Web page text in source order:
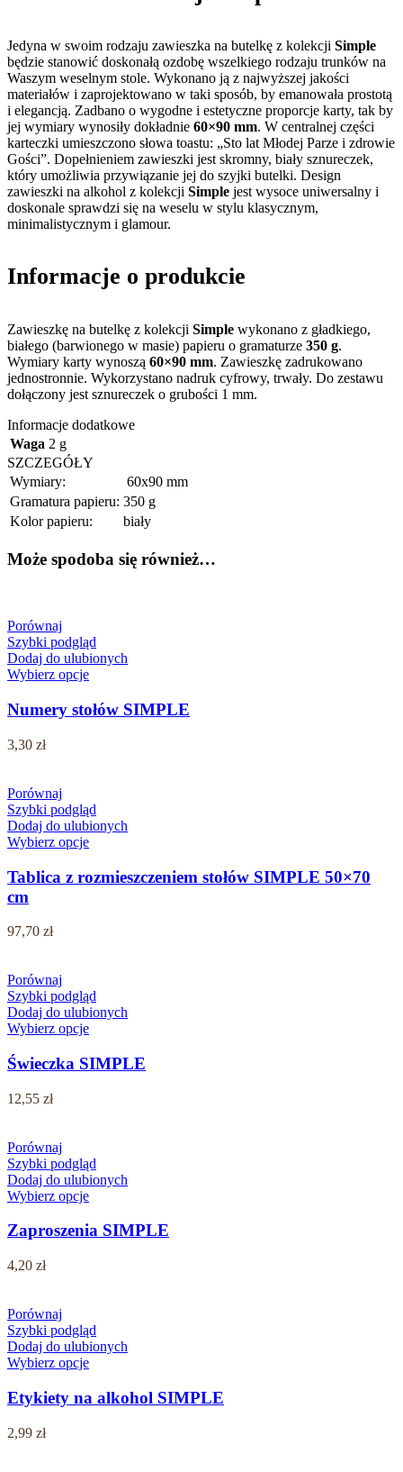
Jedyna w swoim rodzaju zawieszka na butelkę z kolekcji Simple
będzie stanowić doskonałą ozdobę wszelkiego rodzaju trunków na
Waszym weselnym stole. Wykonano ją z najwyższej jakości
materiałów i zaprojektowano w taki sposób, by emanowała prostotą
i elegancją. Zadbano o wygodne i estetyczne proporcje karty, tak by
jej wymiary wynosiły dokładnie 60×90 mm. W centralnej części
karteczki umieszczono słowa toastu: „Sto lat Młodej Parze i zdrowie
Gości”. Dopełnieniem zawieszki jest skromny, biały sznureczek,
który umożliwia przywiązanie jej do szyjki butelki. Design
zawieszki na alkohol z kolekcji Simple jest wysoce uniwersalny i
doskonale sprawdzi się na weselu w stylu klasycznym,
minimalistycznym i glamour.
Informacje o produkcie
Zawieszkę na butelkę z kolekcji Simple wykonano z gładkiego,
białego (barwionego w masie) papieru o gramaturze 350 g.
Wymiary karty wynoszą 60×90 mm. Zawieszkę zadrukowano
jednostronnie. Wykorzystano nadruk cyfrowy, trwały. Do zestawu
dołączony jest sznureczek o grubości 1 mm.
Informacje dodatkowe
Waga 2 g
SZCZEGÓŁY
Wymiary:
60x90 mm
Gramatura papieru: 350 g
Kolor papieru:
biały
Może spodoba się również…
Porównaj
Szybki podgląd
Dodaj do ulubionych
Wybierz opcje
Numery stołów SIMPLE
3,30 zł
Porównaj
Szybki podgląd
Dodaj do ulubionych
Wybierz opcje
Tablica z rozmieszczeniem stołów SIMPLE 50×70
cm
97,70 zł
Porównaj
Szybki podgląd
Dodaj do ulubionych
Wybierz opcje
Świeczka SIMPLE
12,55 zł
Porównaj
Szybki podgląd
Dodaj do ulubionych
Wybierz opcje
Zaproszenia SIMPLE
4,20 zł
Porównaj
Szybki podgląd
Dodaj do ulubionych
Wybierz opcje
Etykiety na alkohol SIMPLE
2,99 zł